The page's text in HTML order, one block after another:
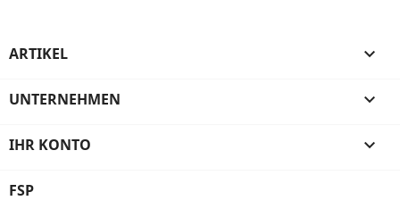
ARTIKEL 
UNTERNEHMEN 
IHR KONTO 
FSP